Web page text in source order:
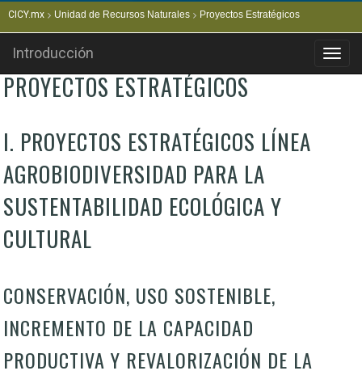
CICY.mx Unidad de Recursos Naturales Proyectos Estratégicos
Menú
Introducción
PROYECTOS ESTRATÉGICOS
I. PROYECTOS ESTRATÉGICOS LÍNEA
AGROBIODIVERSIDAD PARA LA
SUSTENTABILIDAD ECOLÓGICA Y
CULTURAL
CONSERVACIÓN, USO SOSTENIBLE,
INCREMENTO DE LA CAPACIDAD
PRODUCTIVA Y REVALORIZACIÓN DE LA